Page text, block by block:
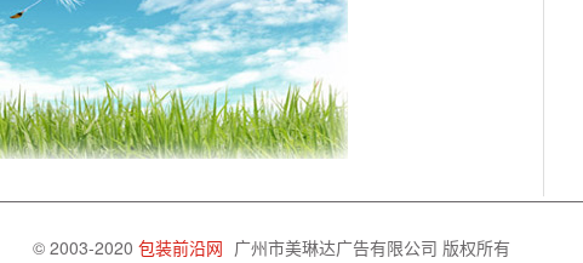
© 2003-2020 包装前沿网 广州市美琳达广告有限公司 版权所有